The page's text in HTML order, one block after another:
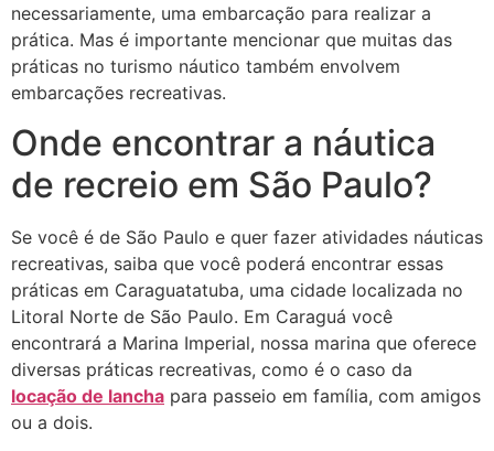
necessariamente, uma embarcação para realizar a
prática. Mas é importante mencionar que muitas das
práticas no turismo náutico também envolvem
embarcações recreativas.
Onde encontrar a náutica
de recreio em São Paulo?
Se você é de São Paulo e quer fazer atividades náuticas
recreativas, saiba que você poderá encontrar essas
práticas em Caraguatatuba, uma cidade localizada no
Litoral Norte de São Paulo. Em Caraguá você
encontrará a Marina Imperial, nossa marina que oferece
diversas práticas recreativas, como é o caso da
locação de lancha para passeio em família, com amigos
ou a dois.